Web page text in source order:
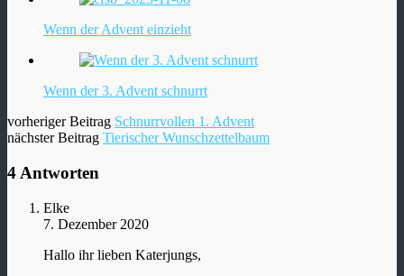
Wenn der Advent einzieht
Wenn der 3. Advent schnurrt
vorheriger Beitrag Schnurrvollen 1. Advent
nächster Beitrag Tierischer Wunschzettelbaum
4 Antworten
Elke
7. Dezember 2020
Hallo ihr lieben Katerjungs,